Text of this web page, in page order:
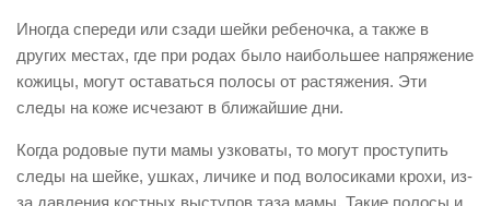
Иногда спереди или сзади шейки ребеночка, а также в
других местах, где при родах было наибольшее напряжение
кожицы, могут оставаться полосы от растяжения. Эти
следы на коже исчезают в ближайшие дни.
Когда родовые пути мамы узковаты, то могут проступить
следы на шейке, ушках, личике и под волосиками крохи, из-
за давления костных выступов таза мамы. Такие полосы и